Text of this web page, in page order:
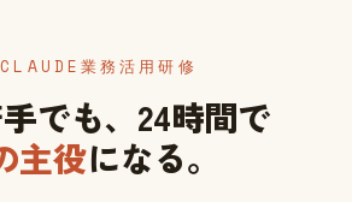
CLAUDE業務活用研修
でも、24時間で
主役になる。